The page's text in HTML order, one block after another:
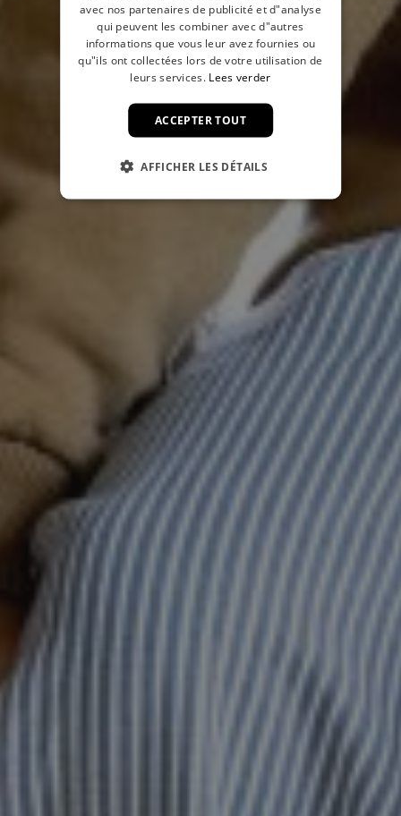
avec nos partenaires de publicité et d"analyse
qui peuvent les combiner avec d"autres
informations que vous leur avez fournies ou
qu"ils ont collectées lors de votre utilisation de
leurs services. Lees verder
ACCEPTER TOUT
AFFICHER LES DÉTAILS